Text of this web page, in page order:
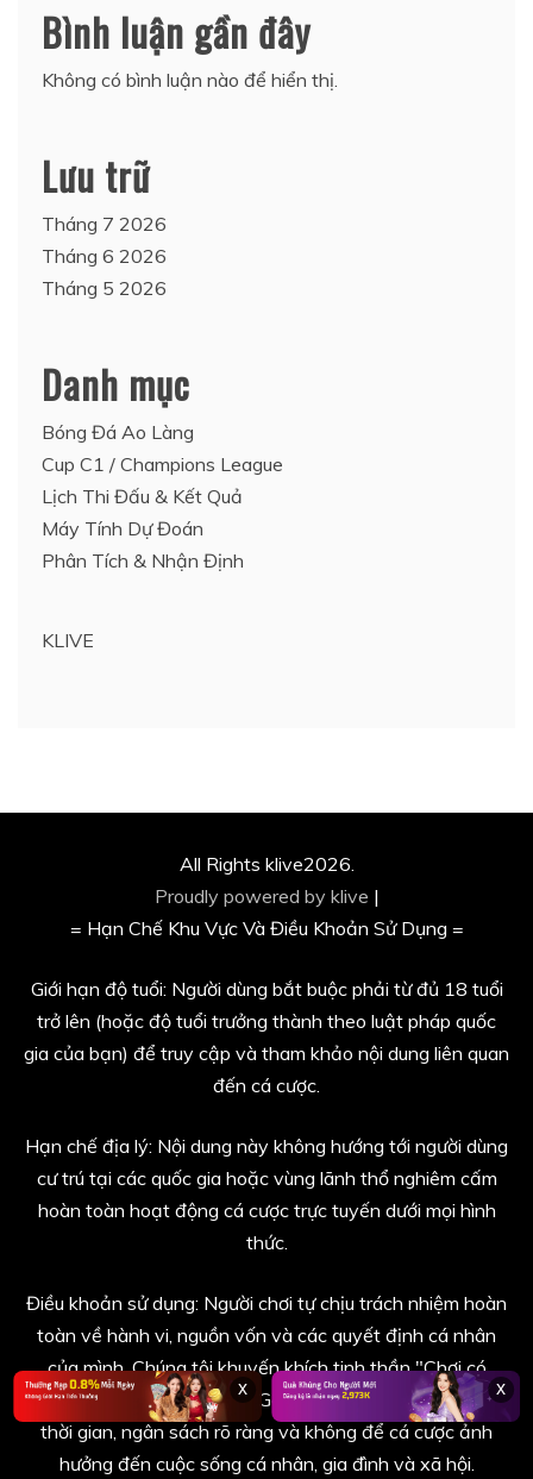
Bình luận gần đây
Không có bình luận nào để hiển thị.
Lưu trữ
Tháng 7 2026
Tháng 6 2026
Tháng 5 2026
Danh mục
Bóng Đá Ao Làng
Cup C1 / Champions League
Lịch Thi Đấu & Kết Quả
Máy Tính Dự Đoán
Phân Tích & Nhận Định
KLIVE
All Rights klive2026.
Proudly powered by klive |
= Hạn Chế Khu Vực Và Điều Khoản Sử Dụng =
Giới hạn độ tuổi: Người dùng bắt buộc phải từ đủ 18 tuổi
trở lên (hoặc độ tuổi trưởng thành theo luật pháp quốc
gia của bạn) để truy cập và tham khảo nội dung liên quan
đến cá cược.
Hạn chế địa lý: Nội dung này không hướng tới người dùng
cư trú tại các quốc gia hoặc vùng lãnh thổ nghiêm cấm
hoàn toàn hoạt động cá cược trực tuyến dưới mọi hình
thức.
Điều khoản sử dụng: Người chơi tự chịu trách nhiệm hoàn
toàn về hành vi, nguồn vốn và các quyết định cá nhân
của mình. Chúng tôi khuyến khích tinh thần "Chơi có
trách nhiệm" (Responsible Gambling) - thiết lập giới hạn
thời gian, ngân sách rõ ràng và không để cá cược ảnh
hưởng đến cuộc sống cá nhân, gia đình và xã hội.
x x